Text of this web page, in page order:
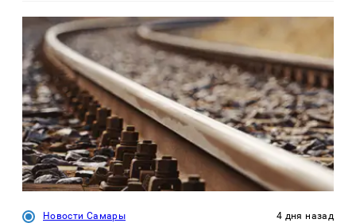
Новости Самары 4 дня назад